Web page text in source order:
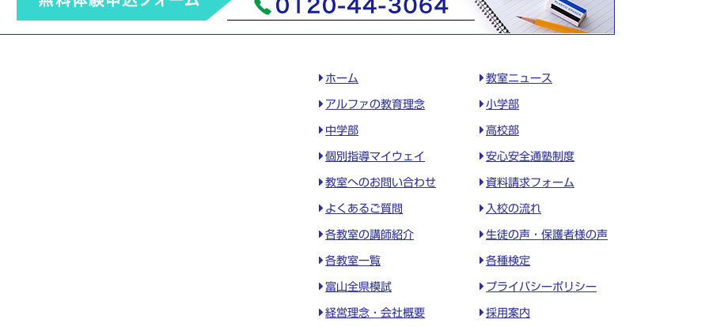
ホーム 教室ニュース
アルファの教育理念 小学部
中学部 高校部
個別指導マイウェイ 安心安全通塾制度
教室へのお問い合わせ 資料請求フォーム
よくあるご質問 入校の流れ
各教室の講師紹介 生徒の声・保護者様の声
各教室一覧 各種検定
富山全県模試 プライバシーポリシー
経営理念・会社概要 採用案内